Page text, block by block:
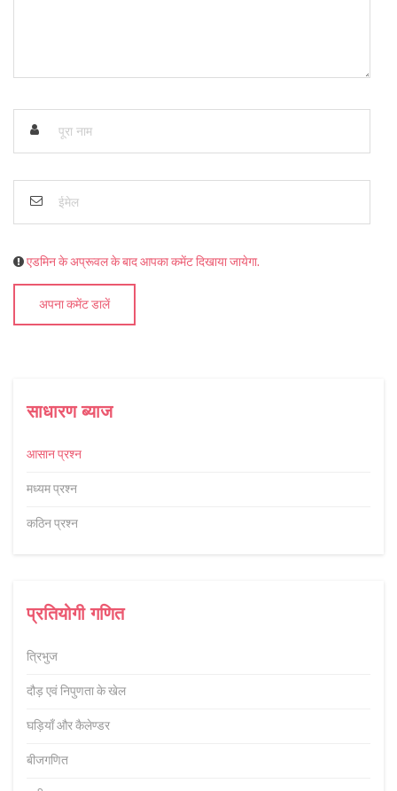
साधारण ब्याज
आसान प्रश्न
मध्यम प्रश्न
कठिन प्रश्न
प्रतियोगी गणित
त्रिभुज
दौड़ एवं निपुणता के खेल
घड़ियाँ और कैलेण्डर
बीजगणित
एडमिन के अप्रूवल के बाद आपका कमेंट दिखाया जायेगा.
अपना कमेंट डालें